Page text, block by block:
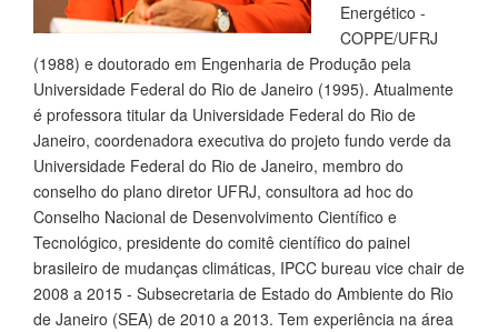
Energético -
COPPE/UFRJ
(1988) e doutorado em Engenharia de Produção pela
Universidade Federal do Rio de Janeiro (1995). Atualmente
é professora titular da Universidade Federal do Rio de
Janeiro, coordenadora executiva do projeto fundo verde da
Universidade Federal do Rio de Janeiro, membro do
conselho do plano diretor UFRJ, consultora ad hoc do
Conselho Nacional de Desenvolvimento Científico e
Tecnológico, presidente do comitê científico do painel
brasileiro de mudanças climáticas, IPCC bureau vice chair de
2008 a 2015 - Subsecretaria de Estado do Ambiente do Rio
de Janeiro (SEA) de 2010 a 2013. Tem experiência na área